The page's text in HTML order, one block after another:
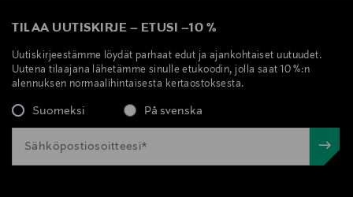
TILAA UUTISKIRJE – ETUSI –10 %
Uutiskirjeestämme löydät parhaat edut ja ajankohtaiset uutuudet.
Uutena tilaajana lähetämme sinulle etukoodin, jolla saat 10 %:n
alennuksen normaalihintaisesta kertaostoksesta.
Suomeksi På svenska